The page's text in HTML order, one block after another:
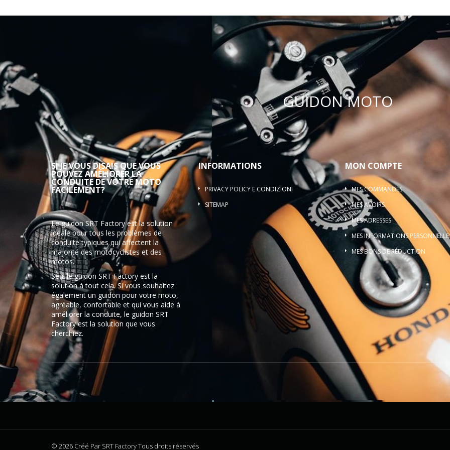
GUIDON MOTO
SI JE VOUS DISAIS QUE VOUS
POUVEZ AMÉLIORER LA
CONDUITE DE VOTRE MOTO
FACILEMENT?
Le guidon SRT Factory est la solution
idéale pour tous les problèmes de
conduite typiques qui affectent la
majorité des motocyclistes et des
motos.
Seul le guidon SRT Factory est la
solution à tout cela. Si vous souhaitez
également un guidon pour votre moto,
agréable, confortable et qui vous aide à
améliorer la conduite, le guidon SRT
Factory est la solution que vous
cherchiez.
INFORMATIONS
PRIVACY POLICY E CONDIZIONI
SITEMAP
MON COMPTE
MES COMMANDES
MES AVOIRS
MES ADRESSES
MES INFORMATIONS
MES BONS DE RÉDUCTION
© 2026 Créé Par SRT FactoryTous droits réservés